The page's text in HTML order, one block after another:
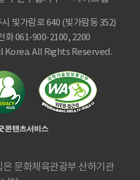
빛가람로 640 (빛가람동 352)
화 061-900-2100, 2200
Korea. All Rights Reserved.
은 문화체육관광부 산하기관